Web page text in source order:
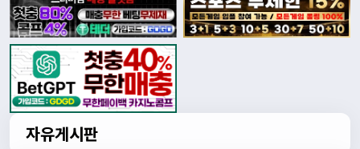
자유게시판